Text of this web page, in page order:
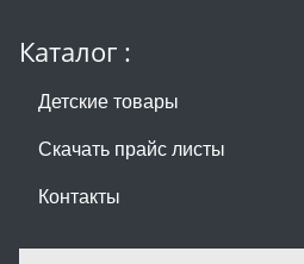
Каталог :
Детские товары
Скачать прайс листы
Контакты